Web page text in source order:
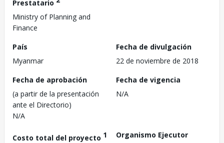
Prestatario
Ministry of Planning and
Finance
País
Myanmar
Fecha de divulgación
22 de noviembre de 2018
Fecha de aprobación
(a partir de la presentación
ante el Directorio)
N/A
Fecha de vigencia
N/A
Costo total del proyecto 1
Organismo Ejecutor